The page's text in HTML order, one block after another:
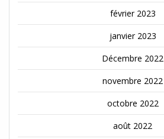
février 2023
janvier 2023
Décembre 2022
novembre 2022
octobre 2022
août 2022